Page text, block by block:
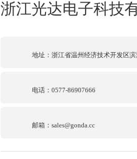
浙江光达电子科技
地址：浙江省温州经济技术开发区
电话：0577-86907666
邮箱：sales@gonda.cc